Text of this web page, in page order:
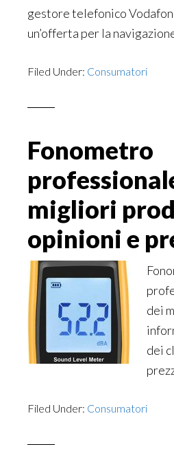
gestore telefonico
un’offerta per la
Filed Under: Consumatori
Fonometro
migliori
opinioni e
dei
dei
Filed Under: Consumatori